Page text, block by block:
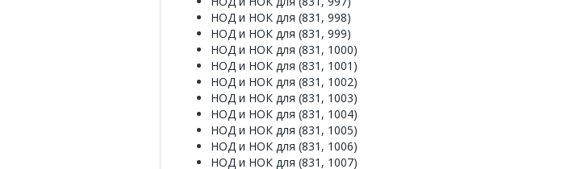
НОД и НОК для (831, 998)
НОД и НОК для (831, 999)
НОД и НОК для (831, 1000)
НОД и НОК для (831, 1001)
НОД и НОК для (831, 1002)
НОД и НОК для (831, 1003)
НОД и НОК для (831, 1004)
НОД и НОК для (831, 1005)
НОД и НОК для (831, 1006)
НОД и НОК для (831, 1007)